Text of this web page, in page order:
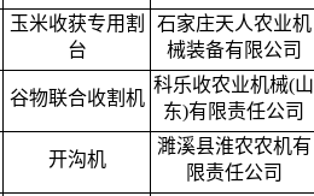
玉米收获专用割
台
石家庄天人农业机
械装备有限公司
谷物联合收割机
科乐收农业机械(山
东)有限责任公司
开沟机
濉溪县淮农农机有
限责任公司